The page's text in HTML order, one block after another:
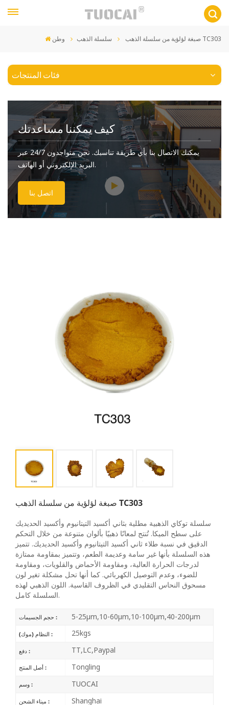
وطن سلسلة الذهب صبغة لؤلؤية من سلسلة الذهب TC303
فئات المنتجات
كيف يمكننا مساعدتك
يمكنك الاتصال بنا بأي طريقة تناسبك. نحن متواجدون 24/7 عبر
البريد الإلكتروني أو الهاتف.
اتصل بنا
صبغة لؤلؤية من سلسلة الذهب TC303
سلسلة توكاي الذهبية مطلية بثاني أكسيد التيتانيوم وأكسيد الحديديك
على سطح الميكا. تُنتج لمعانًا ذهبيًا بألوان متنوعة من خلال التحكم
الدقيق في نسبة طلاء ثاني أكسيد التيتانيوم وأكسيد الحديديك. تتميز
هذه السلسلة بأنها غير سامة وعديمة الطعم، وتتميز بمقاومة ممتازة
لدرجات الحرارة العالية، ومقاومة الأحماض والقلويات، ومقاومة
للضوء، وعدم التوصيل الكهربائي. كما أنها تحل مشكلة تغير لون
مسحوق النحاس التقليدي في الظروف القاسية. اللون الذهبي لهذه
السلسلة كامل.
حجم الجسيمات : 5-25μm,10-60μm,10-100μm,40-200μm
النظام (موك) : 25kgs
دفع : TT,LC,Paypal
أصل المنتج : Tongling
وسم : TUOCAI
ميناء الشحن : Shanghai